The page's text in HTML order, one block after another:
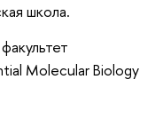
школа.
Molecular Biology